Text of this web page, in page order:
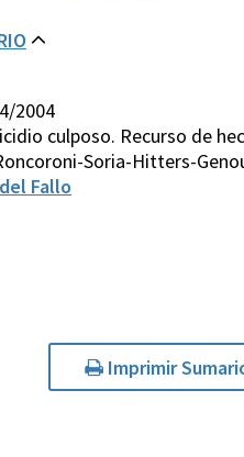
2004
culposo. Recurso de
Soria-Hitters-
Fallo
Imprimir